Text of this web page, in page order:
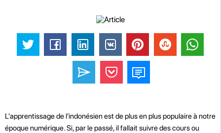
L'apprentissage de l'indonésien est de plus en plus populaire à notre
époque numérique. Si, par le passé, il fallait suivre des cours ou